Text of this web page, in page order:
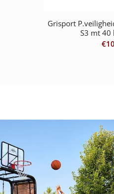
Grisport
S3 mt 40
€